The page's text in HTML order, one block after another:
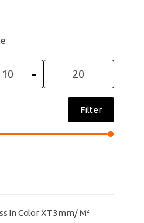
price
price
Filter
In Color XT 3mm/ M²